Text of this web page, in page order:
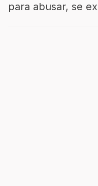
para abusar, se